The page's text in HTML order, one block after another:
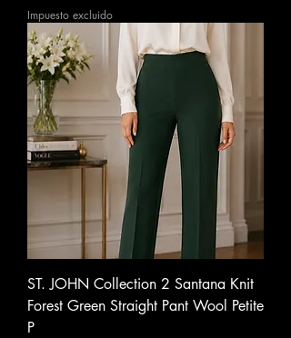
Impuesto excluido
ST. JOHN Collection 2 Santana Knit
Forest Green Straight Pant Wool Petite
P